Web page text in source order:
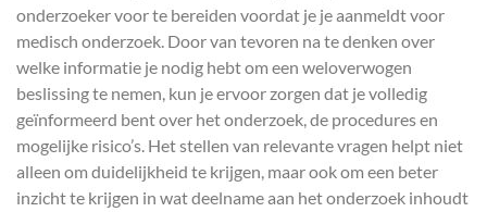
onderzoeker voor te bereiden voordat je je aanmeldt voor
medisch onderzoek. Door van tevoren na te denken over
welke informatie je nodig hebt om een weloverwogen
beslissing te nemen, kun je ervoor zorgen dat je volledig
geïnformeerd bent over het onderzoek, de procedures en
mogelijke risico’s. Het stellen van relevante vragen helpt niet
alleen om duidelijkheid te krijgen, maar ook om een beter
inzicht te krijgen in wat deelname aan het onderzoek inhoudt